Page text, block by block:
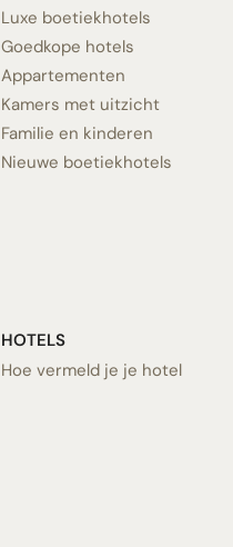
Luxe boetiekhotels
Goedkope hotels
Appartementen
Kamers met uitzicht
Familie en kinderen
Nieuwe boetiekhotels
HOTELS
Hoe vermeld je je hotel